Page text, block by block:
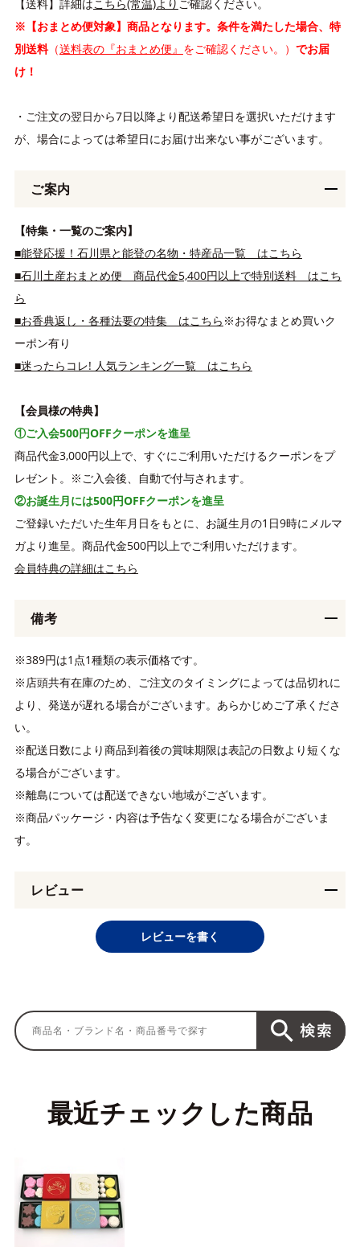
【送料】詳細はこちら(常温)より ご確認ください。
※【おまとめ便対象】商品となります。条件を満たした場合、特
別送料（送料表の『おまとめ便』 をご確認ください。） でお届
け！
・ご注文の翌日から7日以降より配送希望日を選択いただけます
が、場合によっては希望日にお届け出来ない事がございます。
ご案内
【特集・一覧のご案内】
■能登応援！石川県と能登の名物・特産品一覧 はこちら
■石川土産おまとめ便 商品代金5,400円以上で特別送料 はこち
ら
■お香典返し・各種法要の特集 はこちら ※お得なまとめ買いク
ーポン有り
■迷ったらコレ! 人気ランキング一覧 はこちら
【会員様の特典】
①ご入会500円OFFクーポンを進呈
商品代金3,000円以上で、すぐにご利用いただけるクーポンをプ
レゼント。※ご入会後、自動で付与されます。
②お誕生月には500円OFFクーポンを進呈
ご登録いただいた生年月日をもとに、お誕生月の1日9時にメルマ
ガより進呈。商品代金500円以上でご利用いただけます。
会員特典の詳細はこちら
備考
※389円は1点1種類の表示価格です。
※店頭共有在庫のため、ご注文のタイミングによっては品切れに
より、発送が遅れる場合がございます。あらかじめご了承くださ
い。
※配送日数により商品到着後の賞味期限は表記の日数より短くな
る場合がございます。
※離島については配送できない地域がございます。
※商品パッケージ・内容は予告なく変更になる場合がございま
す。
レビュー
レビューを書く
最近チェックした商品